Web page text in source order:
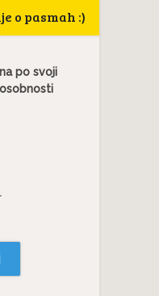
o pasmah :)
po svoji